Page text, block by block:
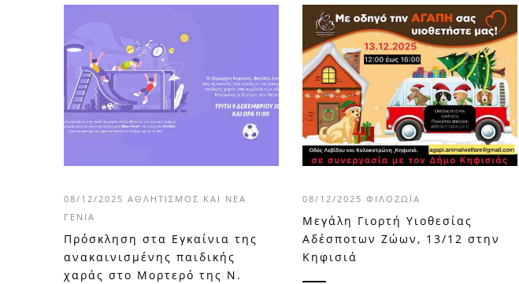
08/12/2025 ΑΘΛΗΤΙΣΜΌΣ ΚΑΙ ΝΈΑ
ΓΕΝΙΆ
Πρόσκληση στα Εγκαίνια της
ανακαινισμένης παιδικής
χαράς στο Μορτερό της Ν.
08/12/2025 ΦΙΛΟΖΩΪ́Α
Μεγάλη Γιορτή Υιοθεσίας
Αδέσποτων Ζώων, 13/12 στην
Κηφισιά